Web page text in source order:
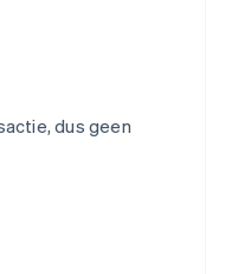
dus geen